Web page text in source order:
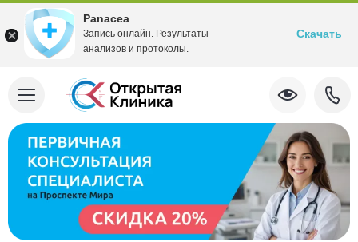
Panacea
Запись онлайн. Результаты
анализов и протоколы.
Скачать